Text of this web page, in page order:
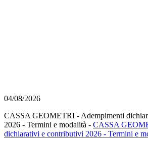
04/08/2026
CASSA GEOMETRI - Adempimenti
2026 - Termini e modalità - CASSA
dichiarativi e contributivi 2026 - Termini e